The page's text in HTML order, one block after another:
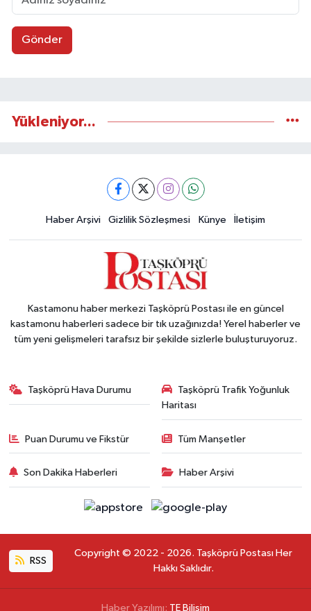
Gönder
Yükleniyor...
Haber Arşivi Gizlilik Sözleşmesi Künye İletişim
Kastamonu haber merkezi Taşköprü Postası ile en güncel
kastamonu haberleri sadece bir tık uzağınızda! Yerel haberler ve
tüm yeni gelişmeleri tarafsız bir şekilde sizlerle buluşturuyoruz.
Taşköprü Hava Durumu
Taşköprü Trafik Yoğunluk
Haritası
Puan Durumu ve Fikstür Tüm Manşetler
Son Dakika Haberleri Haber Arşivi
RSS
Copyright © 2022 - 2026. Taşköprü Postası Her
Hakkı Saklıdır.
Haber Yazılımı: TE Bilişim